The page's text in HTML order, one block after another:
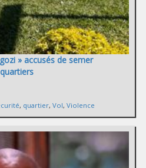
» accusés de semer
, quartier, Vol, Violence